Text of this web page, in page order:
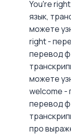
You're
язык,
можете
right -
перевод
можете
welcome -
перевод
про